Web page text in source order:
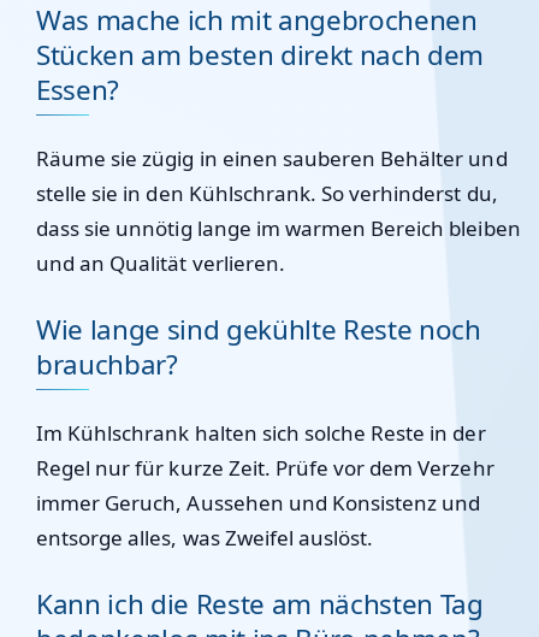
Was mache ich mit angebrochenen
Stücken am besten direkt nach dem
Essen?
Räume sie zügig in einen sauberen Behälter und
stelle sie in den Kühlschrank. So verhinderst du,
dass sie unnötig lange im warmen Bereich bleiben
und an Qualität verlieren.
Wie lange sind gekühlte Reste noch
brauchbar?
Im Kühlschrank halten sich solche Reste in der
Regel nur für kurze Zeit. Prüfe vor dem Verzehr
immer Geruch, Aussehen und Konsistenz und
entsorge alles, was Zweifel auslöst.
Kann ich die Reste am nächsten Tag